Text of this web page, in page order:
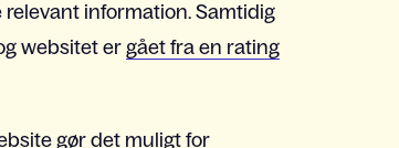
information. Samtidig
websitet er gået fra en rating
gør det muligt for